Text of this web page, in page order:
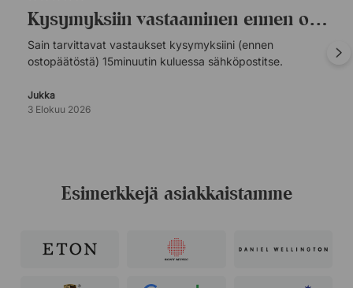
Kysymyksiin vastaaminen ennen ostopäätöstä.
Sain tarvittavat vastaukset kysymyksiini (ennen
ostopäätöstä) 15minuutin kuluessa sähköpostitse.
Jukka
3 Elokuu 2026
Esimerkkejä asiakkaistamme